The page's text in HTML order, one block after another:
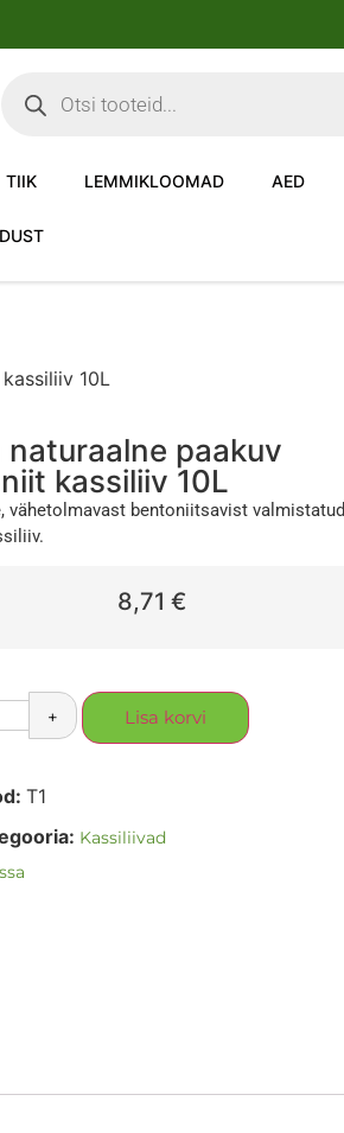
TIIK LEMMIKLOOMAD AED
10L
naturaalne paakuv
kassiliiv 10L
vähetolmavast bentoniitsavist valmistatud
8,71 €
+ Lisa korvi
T1
Kassiliivad